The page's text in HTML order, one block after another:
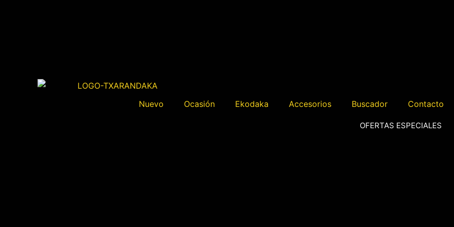
Nuevo Ocasión Ekodaka Accesorios Buscador Contacto
OFERTAS ESPECIALES